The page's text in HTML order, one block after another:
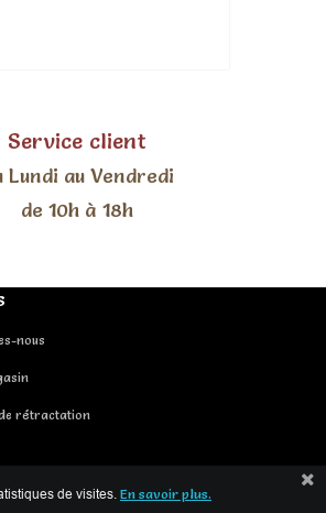
Service client
Lundi au Vendredi
de 10h à 18h
nous
rétractation
de visites. En savoir plus.